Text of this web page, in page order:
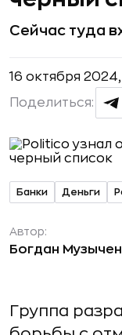
Сейчас туда
16 октября 2024,
Поделиться:
Банки Деньги
Автор:
Богдан
Группа